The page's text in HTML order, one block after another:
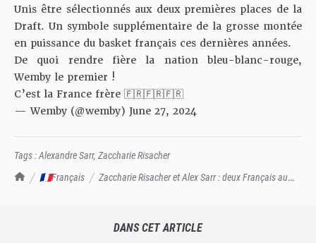
TrashTalk Actu NBA
🇫🇷Français
Zaccharie Risacher et Alex Sarr : deux Français au
Unis être sélectionnés aux deux premières places de la
Draft. Un symbole supplémentaire de la grosse montée
en puissance du basket français ces dernières années.
De quoi rendre fière la nation bleu-blanc-rouge,
Wemby le premier !
C’est la France frère 🇫🇷🇫🇷🇫🇷
— Wemby (@wemby) June 27, 2024
Tags :Alexandre Sarr, Zaccharie Risacher
DANS CET ARTICLE